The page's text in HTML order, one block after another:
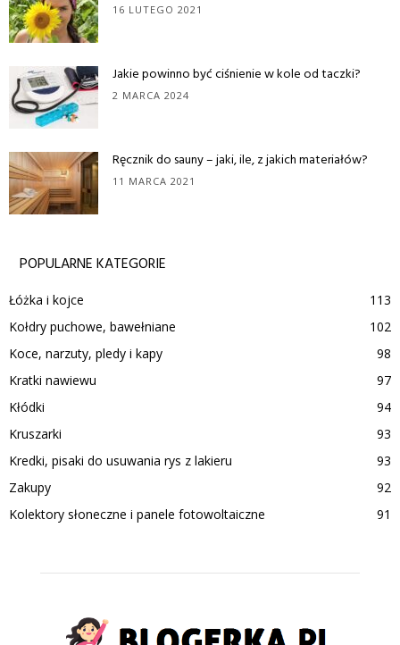
16 LUTEGO 2021
Jakie powinno być ciśnienie w kole od taczki?
2 MARCA 2024
Ręcznik do sauny – jaki, ile, z jakich materiałów?
11 MARCA 2021
POPULARNE KATEGORIE
Łóżka i kojce
113
Kołdry puchowe, bawełniane
102
Koce, narzuty, pledy i kapy
98
Kratki nawiewu
97
Kłódki
94
Kruszarki
93
Kredki, pisaki do usuwania rys z lakieru
93
Zakupy
92
Kolektory słoneczne i panele fotowoltaiczne
91